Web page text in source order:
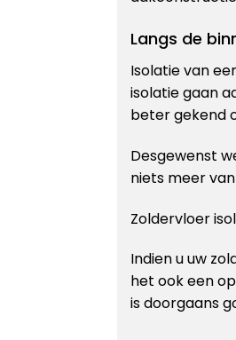
Langs de
Isolatie van
isolatie gaan
beter gekend
Desgewenst
niets meer
Zoldervloer
Indien u uw
het ook een
is doorgaans